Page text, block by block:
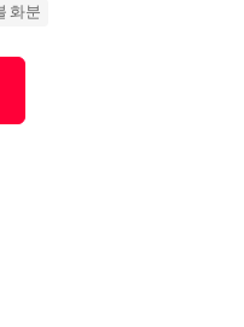
화분